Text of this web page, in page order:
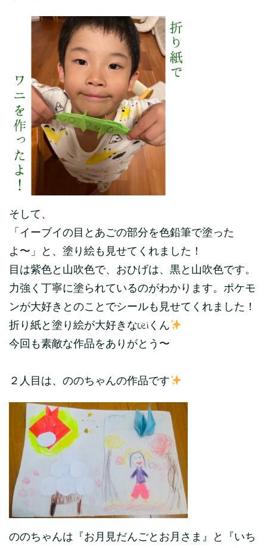
そして、
「イーブイの目とあごの部分を色鉛筆で塗った
よ〜」と、塗り絵も見せてくれました！
目は紫色と山吹色で、おひげは、黒と山吹色です。
力強く丁寧に塗られているのがわかります。ポケモ
ンが大好きとのことでシールも見せてくれました！
折り紙と塗り絵が大好きなLeiくん
今回も素敵な作品をありがとう〜
２人目は、ののちゃんの作品です
ののちゃんは『お月見だんごとお月さま』と『いち